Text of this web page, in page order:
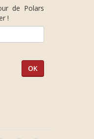
de Polars
!